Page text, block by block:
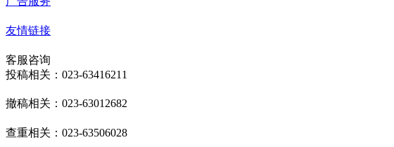
友情链接
客服咨询
投稿相关：023-63416211
撤稿相关：023-63012682
查重相关：023-63506028